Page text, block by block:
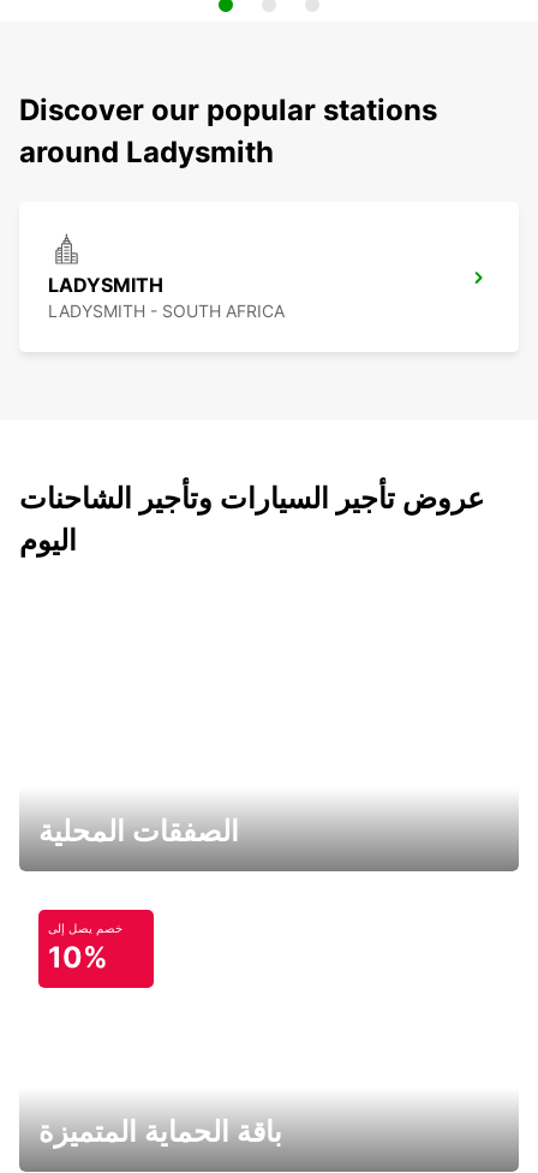
Discover our popular stations
around Ladysmith
LADYSMITH
LADYSMITH - SOUTH AFRICA
عروض تأجير السيارات وتأجير الشاحنات
اليوم
الصفقات المحلية
خصم يصل إلى
10%
باقة الحماية المتميزة